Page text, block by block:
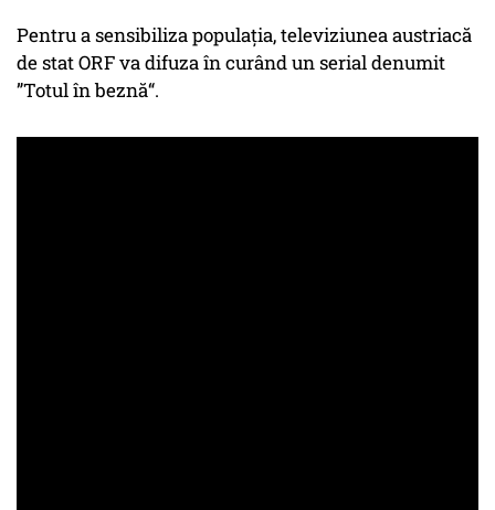
Pentru a sensibiliza populația, televiziunea austriacă
de stat ORF va difuza în curând un serial denumit
”Totul în beznă“.